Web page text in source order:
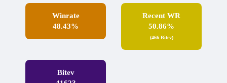
Winrate
48.43%
Recent WR
50.86%
(466 Bitev)
Bitev